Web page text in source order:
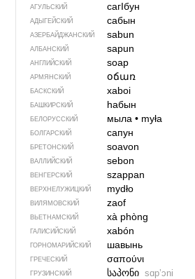
АГУЛЬСКИЙ сагIбун
АДЫГЕЙСКИЙ сабын
АЗЕРБАЙДЖАН­СКИЙ sabun
АЛБАНСКИЙ sapun
АНГЛИЙСКИЙ soap
АРМЯНСКИЙ օճառ
БАСКСКИЙ xaboi
БАШКИРСКИЙ һабын
БЕЛОРУССКИЙ мыла• myła
БОЛГАРСКИЙ сапун
БРЕТОНСКИЙ soavon
ВАЛЛИЙСКИЙ sebon
ВЕНГЕРСКИЙ szappan
ВЕРХНЕЛУЖИЦКИЙ mydło
ВИЛЯМОВСКИЙ zaof
ВЬЕТНАМСКИЙ xà phòng
ГАЛИСИЙСКИЙ xabón
ГОРНОМАРИЙСКИЙ шавынь
ГРЕЧЕСКИЙ σαπούνι
ГРУЗИНСКИЙ საპონი sɑpʼɔni